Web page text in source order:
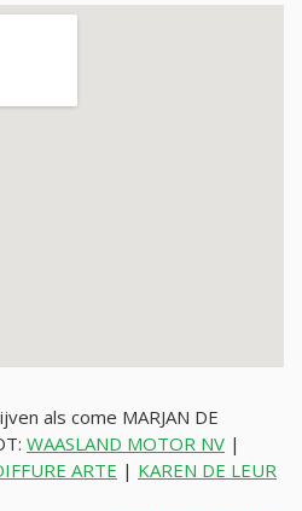
als come MARJAN DE
WAASLAND MOTOR NV |
ARTE | KAREN DE LEUR